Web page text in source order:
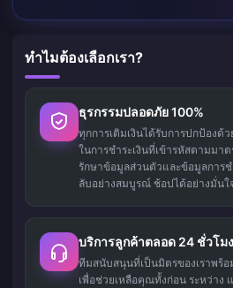
ทำไมต้องเลือกเรา?
ธุรกรรมปลอดภัย 100%
ทุกการเติมเงินได้รับการปกป้องด้
ในการชำระเงินที่เข้ารหัสตามมา
รักษาข้อมูลส่วนตัวและข้อมูลการ
ลับอย่างสมบูรณ์ ช้อปได้อย่างมั่นใ
บริการลูกค้าตลอด 24 ชั่วโม
ทีมสนับสนุนที่เป็นมิตรของเราพร้
เพื่อช่วยเหลือคุณทั้งก่อน ระหว่าง